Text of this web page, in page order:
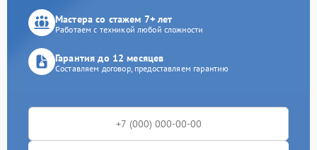
Мастера со стажем 7+ лет
Работаем с техникой любой сложности
Гарантия до 12 месяцев
Составляем договор, предоставляем гарантию